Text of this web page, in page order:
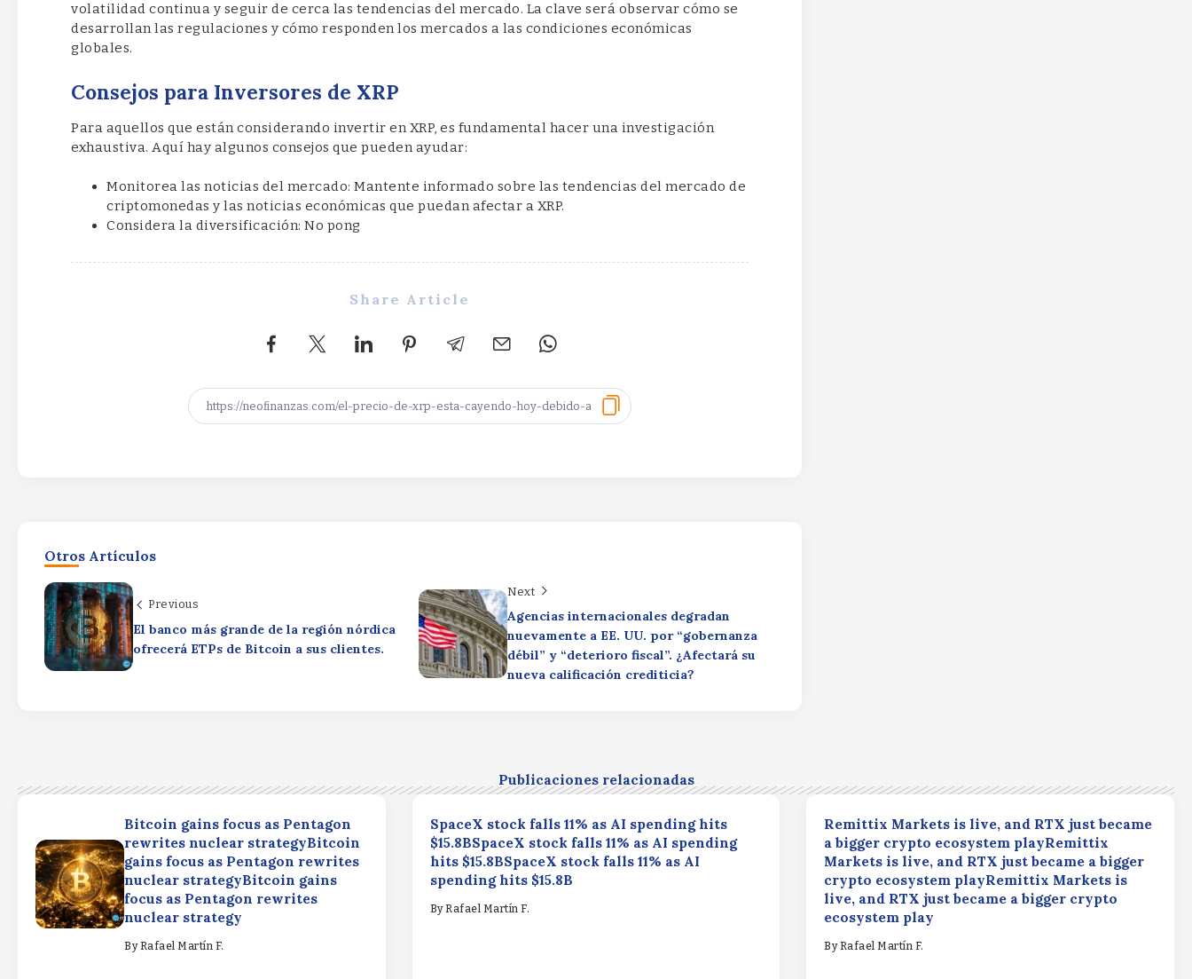
volatilidad continua y seguir de cerca las tendencias del mercado. La clave será observar cómo se
desarrollan las regulaciones y cómo responden los mercados a las condiciones económicas
globales.
Consejos para Inversores de XRP
Para aquellos que están considerando invertir en XRP, es fundamental hacer una investigación
exhaustiva. Aquí hay algunos consejos que pueden ayudar:
Monitorea las noticias del mercado: Mantente informado sobre las tendencias del mercado de
criptomonedas y las noticias económicas que puedan afectar a XRP.
Considera la diversificación: No pong
Share Article
Otros Artículos
Previous
El banco más grande de la región nórdica
ofrecerá ETPs de Bitcoin a sus clientes.
Next
Agencias internacionales degradan
nuevamente a EE. UU. por “gobernanza
débil” y “deterioro fiscal”. ¿Afectará su
nueva calificación crediticia?
Publicaciones relacionadas
Bitcoin gains focus as Pentagon
rewrites nuclear strategyBitcoin
gains focus as Pentagon rewrites
nuclear strategyBitcoin gains
focus as Pentagon rewrites
nuclear strategy
By Rafael Martín F.
SpaceX stock falls 11% as AI spending hits
$15.8BSpaceX stock falls 11% as AI spending
hits $15.8BSpaceX stock falls 11% as AI
spending hits $15.8B
ByRafael Martín F.
Remittix Markets is live, and RTX just became
a bigger crypto ecosystem playRemittix
Markets is live, and RTX just became a bigger
crypto ecosystem playRemittix Markets is
live, and RTX just became a bigger crypto
ecosystem play
ByRafael Martín F.